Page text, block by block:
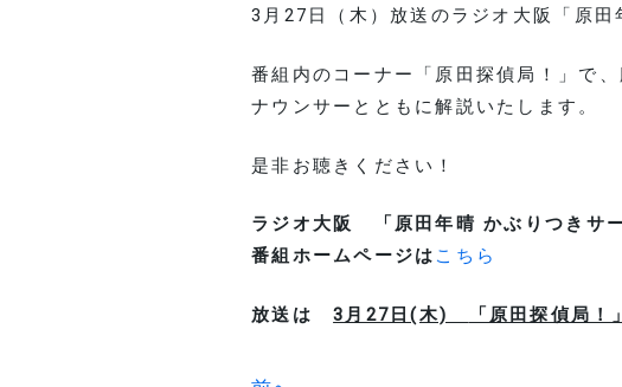
3月27日（木）放送のラジオ大阪「原
番組内のコーナー「原田探偵局！」で
ナウンサーとともに解説いたします。
是非お聴きください！
ラジオ大阪 「原田年晴 かぶりつきサー
番組ホームページは こちら
放送は3月27日(木) 「原田探偵局